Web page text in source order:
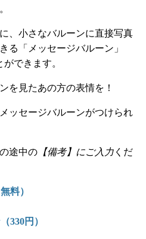
、小さなバルーンに直接写真
る「メッセージバルーン」
ができます。
を見たあの方の表情を！
ッセージバルーンがつけられ
途中の 【備考】にご入力 くだ
料）
330円）